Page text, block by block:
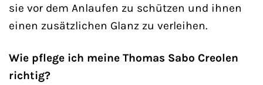
sie vor dem Anlaufen zu schützen und ihnen
einen zusätzlichen Glanz zu verleihen.
Wie pflege ich meine Thomas Sabo Creolen
richtig?